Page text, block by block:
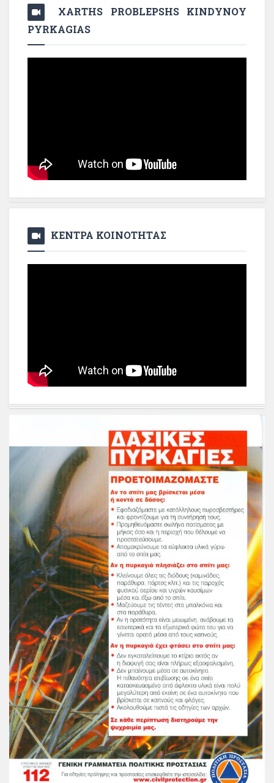
XARTHS PROBLEPSHS KINDYNOY
PYRKAGIAS
ΚΕΝΤΡΑ ΚΟΙΝΟΤΗΤΑΣ